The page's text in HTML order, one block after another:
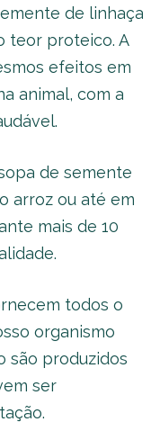
de linhaça
teor proteico. A
efeitos em
animal, com a
de semente
arroz ou até em
mais de 10
todos o
organismo
são produzidos
ser